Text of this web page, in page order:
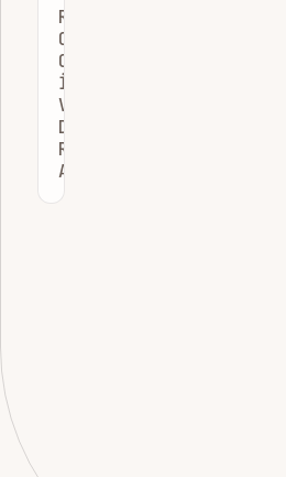
REKLAM
OPTIMIZASYONU:
COMETLY
ILE
VERIYE
DAYALI
ROAS
ARTIŞI